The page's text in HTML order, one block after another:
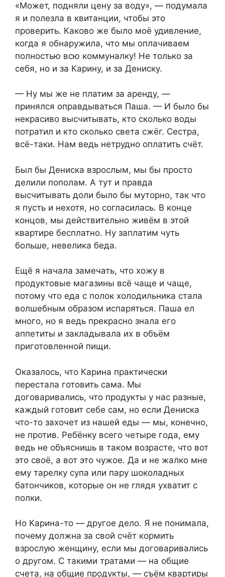
«Может, подняли цену за воду», — подумала
я и полезла в квитанции, чтобы это
проверить. Каково же было моё удивление,
когда я обнаружила, что мы оплачиваем
полностью всю коммуналку! Не только за
себя, но и за Карину, и за Дениску.
— Ну мы же не платим за аренду, —
принялся оправдываться Паша. — И было бы
некрасиво высчитывать, кто сколько воды
потратил и кто сколько света сжёг. Сестра,
всё-таки. Нам ведь нетрудно оплатить счёт.
Был бы Дениска взрослым, мы бы просто
делили пополам. А тут и правда
высчитывать доли было бы муторно, так что
я пусть и нехотя, но согласилась. В конце
концов, мы действительно живём в этой
квартире бесплатно. Ну заплатим чуть
больше, невелика беда.
Ещё я начала замечать, что хожу в
продуктовые магазины всё чаще и чаще,
потому что еда с полок холодильника стала
волшебным образом испаряться. Паша ел
много, но я ведь прекрасно знала его
аппетиты и закладывала их в объём
приготовленной пищи.
Оказалось, что Карина практически
перестала готовить сама. Мы
договаривались, что продукты у нас разные,
каждый готовит себе сам, но если Дениска
что-то захочет из нашей еды — мы, конечно,
не против. Ребёнку всего четыре года, ему
ведь не объяснишь в таком возрасте, что вот
это своё, а вот это чужое. Да и не жалко мне
ему тарелку супа или пару шоколадных
батончиков, которые он не глядя ухватит с
полки.
Но Карина-то — другое дело. Я не понимала,
почему должна за свой счёт кормить
взрослую женщину, если мы договаривались
о другом. С такими тратами — на общие
счета, на общие продукты, — съём квартиры